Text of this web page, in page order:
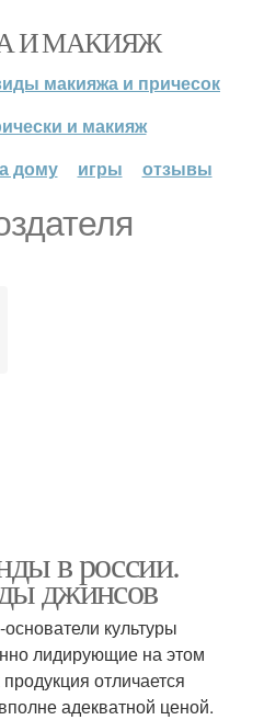
И МАКИЯЖ
макияжа и причесок
и макияж
дому
игры отзывы
в россии.
джинсов
культуры
лидирующие на этом
отличается
адекватной ценой.